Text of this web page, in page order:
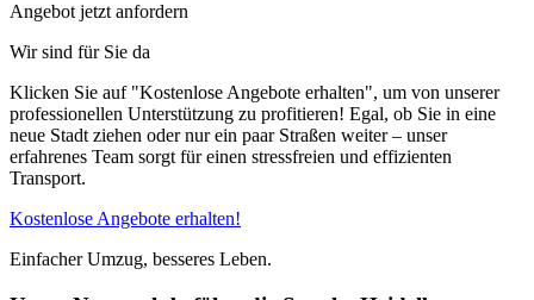
Angebot jetzt anfordern
Wir sind für Sie da
Klicken Sie auf "Kostenlose Angebote erhalten", um von unserer
professionellen Unterstützung zu profitieren! Egal, ob Sie in eine
neue Stadt ziehen oder nur ein paar Straßen weiter – unser
erfahrenes Team sorgt für einen stressfreien und effizienten
Transport.
Kostenlose Angebote erhalten!
Einfacher Umzug, besseres Leben.